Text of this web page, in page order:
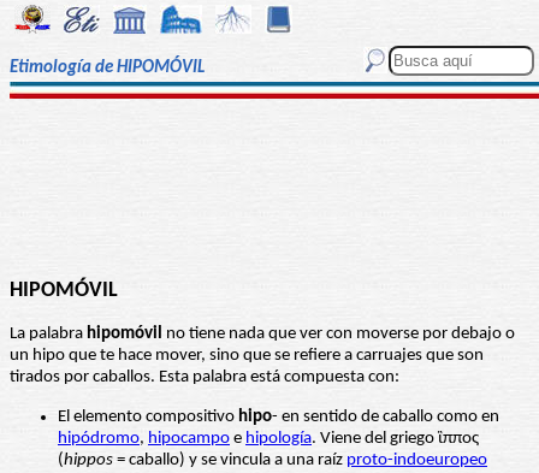
Etimología de HIPOMÓVIL
HIPOMÓVIL
La palabra hipomóvil no tiene nada que ver con moverse por debajo o
un hipo que te hace mover, sino que se refiere a carruajes que son
tirados por caballos. Esta palabra está compuesta con:
El elemento compositivo hipo- en sentido de caballo como en
hipódromo, hipocampo e hipología. Viene del griego ἳππος
(hippos = caballo) y se vincula a una raíz proto-indoeuropeo